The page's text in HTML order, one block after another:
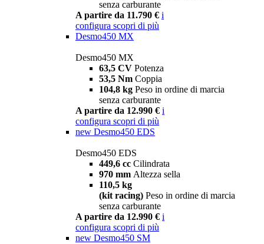
senza carburante
A partire da 11.790 € i
configura scopri di più
Desmo450 MX
Desmo450 MX
63,5 CV Potenza
53,5 Nm Coppia
104,8 kg Peso in ordine di marcia
senza carburante
A partire da 12.990 € i
configura scopri di più
new Desmo450 EDS
Desmo450 EDS
449,6 cc Cilindrata
970 mm Altezza sella
110,5 kg
(kit racing) Peso in ordine di marcia
senza carburante
A partire da 12.990 € i
configura scopri di più
new Desmo450 SM